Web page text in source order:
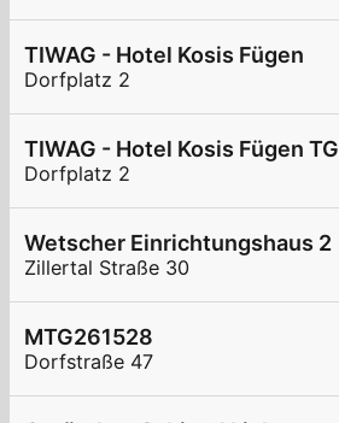
TIWAG - Hotel Kosis Fügen
Dorfplatz 2
TIWAG - Hotel Kosis Fügen TG
Dorfplatz 2
Wetscher Einrichtungshaus 2
Zillertal Straße 30
MTG261528
Dorfstraße 47